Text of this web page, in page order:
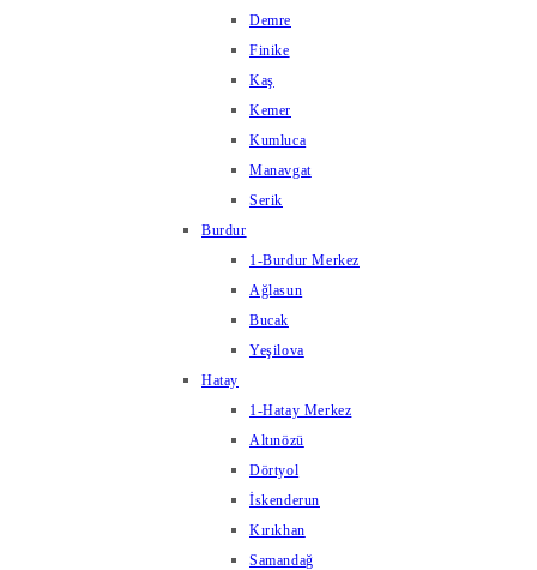
Demre
Finike
Kaş
Kemer
Kumluca
Manavgat
Serik
Burdur
1-Burdur Merkez
Ağlasun
Bucak
Yeşilova
Hatay
1-Hatay Merkez
Altınözü
Dörtyol
İskenderun
Kırıkhan
Samandağ